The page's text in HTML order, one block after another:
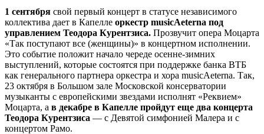
1 сентября свой первый концерт в статусе независимого
коллектива дает в Капелле оркестр musicAeterna под
управлением Теодора Курентзиса. Прозвучит опера Моцарта
«Так поступают все (женщины)» в концертном исполнении.
Это событие положит начало череде осенне-зимних
выступлений, которые состоятся при поддержке банка ВТБ
как генерального партнера оркестра и хора musicAeterna. Так,
23 октября в Большом зале Московской консерватории
музыканты с европейскими звездами исполнят «Реквием»
Моцарта, а в декабре в Капелле пройдут еще два концерта
Теодора Курентзиса — с Девятой симфонией Малера и с
концертом Рамо.